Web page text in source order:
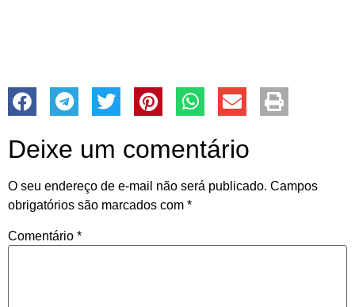
Deixe um comentário
O seu endereço de e-mail não será publicado. Campos
obrigatórios são marcados com *
Comentário *